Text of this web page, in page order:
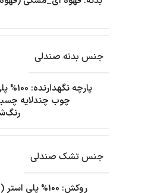
جنس بدنه صندلی
پارچه نگهدارنده: 100% پلی‌پروپیلن
چوب چندلایه
جنس تشک صندلی
روکش: 100% پلی استر (حداقل 90% بازیافتی)